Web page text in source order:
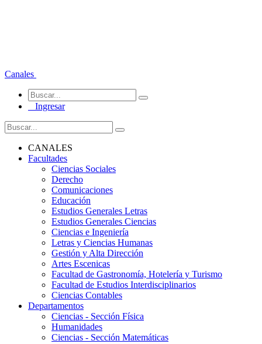
Canales
Ingresar
CANALES
Facultades
Ciencias Sociales
Derecho
Comunicaciones
Educación
Estudios Generales Letras
Estudios Generales Ciencias
Ciencias e Ingeniería
Letras y Ciencias Humanas
Gestión y Alta Dirección
Artes Escenicas
Facultad de Gastronomía, Hotelería y Turismo
Facultad de Estudios Interdisciplinarios
Ciencias Contables
Departamentos
Ciencias - Sección Física
Humanidades
Ciencias - Sección Matemáticas